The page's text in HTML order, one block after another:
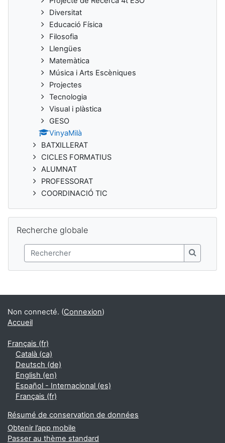
Diversitat
Educació Física
Filosofia
Llengües
Matemàtica
Música i Arts Escèniques
Projectes
Tecnologia
Visual i plàstica
GESO
VinyaMilà
BATXILLERAT
CICLES FORMATIUS
ALUMNAT
PROFESSORAT
COORDINACIÓ TIC
Recherche globale
Rechercher
Non connecté. (Connexion)
Accueil
Français ‎(fr)‎
Català ‎(ca)‎
Deutsch ‎(de)‎
English ‎(en)‎
Español - Internacional ‎(es)‎
Français ‎(fr)‎
Résumé de conservation de données
Obtenir l’app mobile
Passer au thème standard